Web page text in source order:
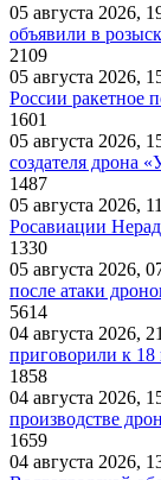
05 августа 2026,
объявили в
2109
05 августа 2026,
России ракетное
1601
05 августа 2026,
создателя дрона
1487
05 августа 2026,
Росавиации
1330
05 августа 2026,
после атаки
5614
04 августа 2026,
приговорили к
1858
04 августа 2026,
производстве
1659
04 августа 2026,